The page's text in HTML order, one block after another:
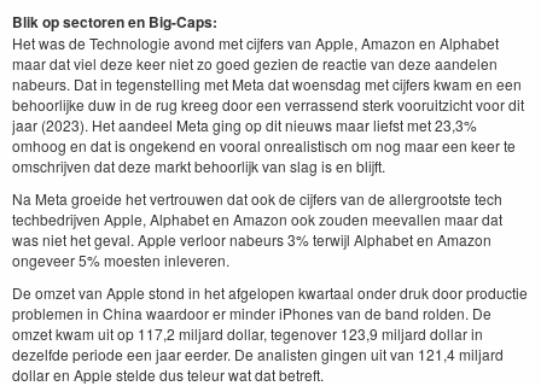
Blik op sectoren en Big-Caps:
Het was de Technologie avond met cijfers van Apple, Amazon en Alphabet
maar dat viel deze keer niet zo goed gezien de reactie van deze aandelen
nabeurs. Dat in tegenstelling met Meta dat woensdag met cijfers kwam en een
behoorlijke duw in de rug kreeg door een verrassend sterk vooruitzicht voor dit
jaar (2023). Het aandeel Meta ging op dit nieuws maar liefst met 23,3%
omhoog en dat is ongekend en vooral onrealistisch om nog maar een keer te
omschrijven dat deze markt behoorlijk van slag is en blijft.
Na Meta groeide het vertrouwen dat ook de cijfers van de allergrootste tech
techbedrijven Apple, Alphabet en Amazon ook zouden meevallen maar dat
was niet het geval. Apple verloor nabeurs 3% terwijl Alphabet en Amazon
ongeveer 5% moesten inleveren.
De omzet van Apple stond in het afgelopen kwartaal onder druk door productie
problemen in China waardoor er minder iPhones van de band rolden. De
omzet kwam uit op 117,2 miljard dollar, tegenover 123,9 miljard dollar in
dezelfde periode een jaar eerder. De analisten gingen uit van 121,4 miljard
dollar en Apple stelde dus teleur wat dat betreft.